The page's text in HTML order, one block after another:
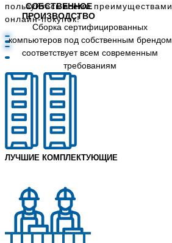
пользуйтесь всеми преимуществами
онлайн-покупок!
СОБСТВЕННОЕ
ПРОИЗВОДСТВО
Сборка сертифицированных
компьютеров под собственным брендом
соответствует всем современным
требованиям
ЛУЧШИЕ КОМПЛЕКТУЮЩИЕ